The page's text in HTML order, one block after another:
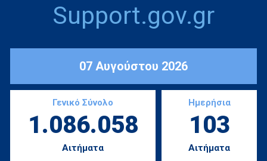
Support.gov.gr
07 Αυγούστου 2026
Γενικό Σύνολο
1.086.058
Αιτήματα
Ημερήσια
103
Αιτήματα